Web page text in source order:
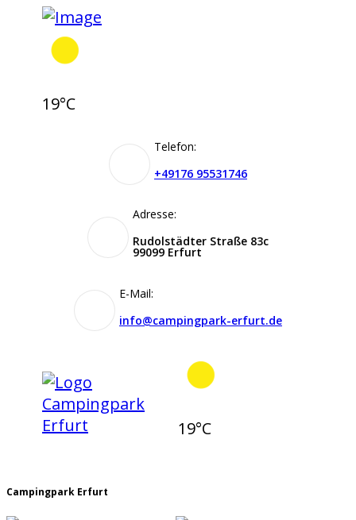
19°C
+49176 95531746
Telefon:
Rudolstädter Straße 83c
99099 Erfurt
Adresse:
info@campingpark-erfurt.de
E-Mail:
19°C
Campingpark Erfurt